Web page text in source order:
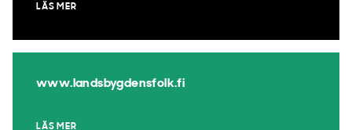
LÄS MER
www.landsbygdensfolk.fi
LÄS MER